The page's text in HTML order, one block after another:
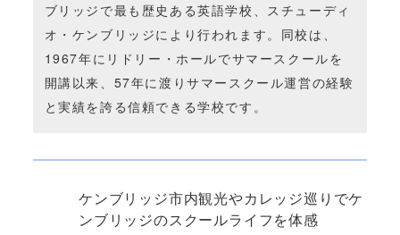
ブリッジで最も歴史ある英語学校、スチューディ
オ・ケンブリッジにより行われます。同校は、
1967年にリドリー・ホールでサマースクールを
開講以来、57年に渡りサマースクール運営の経験
と実績を誇る信頼できる学校です。
ケンブリッジ市内観光やカレッジ巡りでケ
ンブリッジのスクールライフを体感